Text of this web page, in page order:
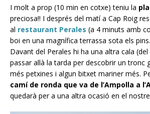
I molt a prop (10 min en cotxe) teniu la
preciosa!! I després del matí a Cap Roig
al restaurant Perales (a 4 minuts amb
boi en una magnífica terrassa sota els
Davant del Perales hi ha una altra cala
passar allà la tarda per descobrir un tronc
més petxines i algun bitxet mariner més.
camí de ronda que va de l’Ampolla a
quedarà per a una altra ocasió en el